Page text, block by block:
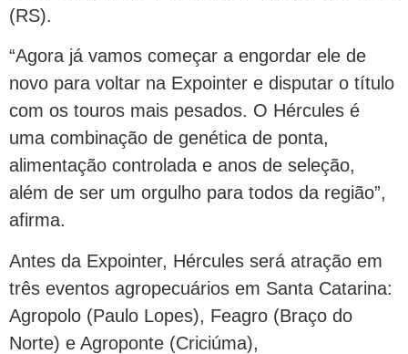
(RS).
“Agora já vamos começar a engordar ele de
novo para voltar na Expointer e disputar o título
com os touros mais pesados. O Hércules é
uma combinação de genética de ponta,
alimentação controlada e anos de seleção,
além de ser um orgulho para todos da região”,
afirma.
Antes da Expointer, Hércules será atração em
três eventos agropecuários em Santa Catarina:
Agropolo (Paulo Lopes), Feagro (Braço do
Norte) e Agroponte (Criciúma),